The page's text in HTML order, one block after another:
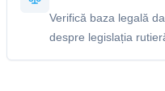
Verifică baza legală
despre legislația